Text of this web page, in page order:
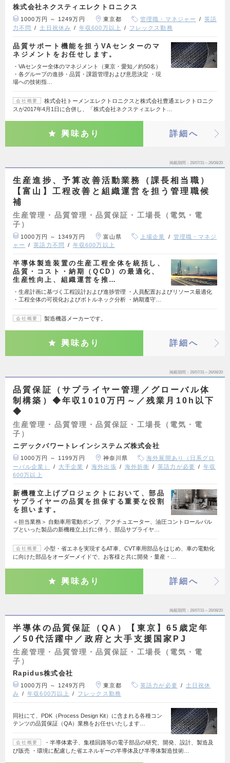
株式会社ネクスティエレクトロニクス
1000万円 ～ 1249万円 東京都 管理職・マネジャー
英語
力不問
土日祝休み 年収600万以上 フレックス勤務
品質サポート機能を担うVAセンターのマ
ネジメントをお任せします。
・VAセンター全体のマネジメント（東京・愛知／約50名）
・各グループの進捗・品質・課題管理および意思決定 ・現
場への技術指…
会社概要
株式会社トーメンエレクトロニクスと株式会社豊通エレクトロニク
スが2017年4月1日に合併し、「株式会社ネクスティエレクト…
興味あり 詳細へ
掲載期間 26/07/31～26/08/20
生産進捗、予算改善活動業務（課長相当職）
【富山】工程改善と組織運営を担う管理職候
補
生産管理・品質管理・品質保証・工場長（電気・電
子）
1000万円 ～ 1349万円 富山県 上場企業
管理職・マネジ
ャー
英語力不問 年収600万以上
半導体製造装置の生産工程全体を統括し、
品質・コスト・納期（QCD）の最適化、
生産性向上、組織運営を推…
・生産計画に基づく工程設計および進捗管理 ・人員配置およびリソース最適化
・工程全体の可視化およびボトルネック分析 ・納期遵守…
会社概要 製造機器メーカーです。
興味あり 詳細へ
掲載期間 26/07/31～26/08/20
品質保証（サプライヤー管理／グローバル体
制構築）◆年収1010万円～／残業月10h以下
◆
生産管理・品質管理・品質保証・工場長（電気・電
子）
ニデックパワートレインシステムズ株式会社
1000万円 ～ 1199万円 神奈川県
海外展開あり（日系グロ
ーバル企業）
大手企業 海外出張 海外折衝 英語力が必要
年収
600万以上
新機種立上げプロジェクトにおいて、部品
サプライヤーの品質を担保する重要な役割
を担います。
＜担当業務＞ 自動車用電動ポンプ、アクチュエーター、油圧コントロールバル
ブといった製品の新機種立上げに伴う、部品サプライヤ…
会社概要
小型・省エネを実現するAT車、CVT車用部品をはじめ、車の電動化
に向けた部品をオーダーメイドで、お客様と共に開発・量産・…
興味あり 詳細へ
掲載期間 26/07/31～26/08/20
半導体の品質保証（QA）【東京】65歳定年
／50代活躍中／政府と大手支援国家PJ
生産管理・品質管理・品質保証・工場長（電気・電
子）
Rapidus株式会社
1000万円 ～ 1249万円 東京都 英語力が必要
土日祝休
み
年収600万以上 フレックス勤務
同社にて、PDK（Process Design Kit）に含まれる各種コン
テンツの品質保証（QA）業務をお任せいたします…
会社概要
・半導体素子、集積回路等の電子部品の研究、開発、設計、製造及
び販売 ・環境に配慮した省エネルギーの半導体及び半導体製造技術…